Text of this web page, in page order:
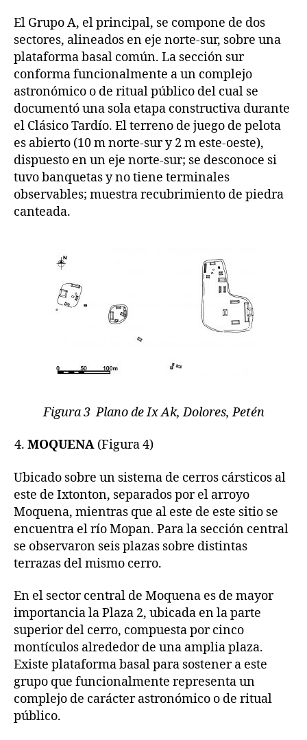
El Grupo A, el principal, se compone de dos
sectores, alineados en eje norte-sur, sobre una
plataforma basal común. La sección sur
conforma funcionalmente a un complejo
astronómico o de ritual público del cual se
documentó una sola etapa constructiva durante
el Clásico Tardío. El terreno de juego de pelota
es abierto (10 m norte-sur y 2 m este-oeste),
dispuesto en un eje norte-sur; se desconoce si
tuvo banquetas y no tiene terminales
observables; muestra recubrimiento de piedra
canteada.
Figura 3 Plano de Ix Ak, Dolores, Petén
MOQUENA (Figura 4)
Ubicado sobre un sistema de cerros cársticos al
este de Ixtonton, separados por el arroyo
Moquena, mientras que al este de este sitio se
encuentra el río Mopan. Para la sección central
se observaron seis plazas sobre distintas
terrazas del mismo cerro.
En el sector central de Moquena es de mayor
importancia la Plaza 2, ubicada en la parte
superior del cerro, compuesta por cinco
montículos alrededor de una amplia plaza.
Existe plataforma basal para sostener a este
grupo que funcionalmente representa un
complejo de carácter astronómico o de ritual
público.